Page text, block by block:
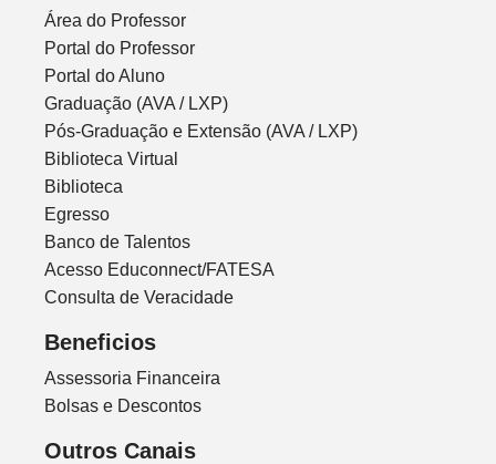
Área do Professor
Portal do Professor
Portal do Aluno
Graduação (AVA / LXP)
Pós-Graduação e Extensão (AVA / LXP)
Biblioteca Virtual
Biblioteca
Egresso
Banco de Talentos
Acesso Educonnect/FATESA
Consulta de Veracidade
Beneficios
Assessoria Financeira
Bolsas e Descontos
Outros Canais